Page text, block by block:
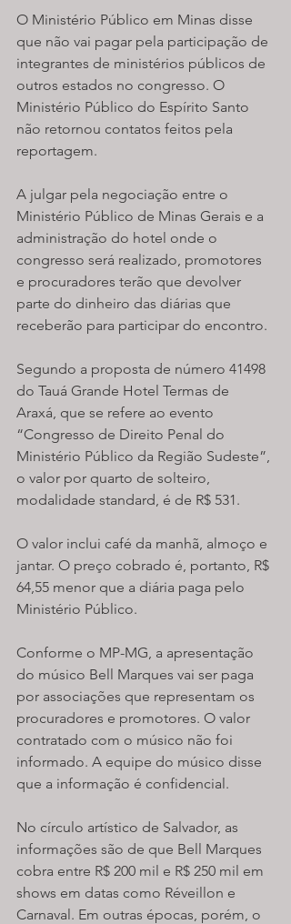
O Ministério Público em Minas disse
que não vai pagar pela participação de
integrantes de ministérios públicos de
outros estados no congresso. O
Ministério Público do Espírito Santo
não retornou contatos feitos pela
reportagem.
A julgar pela negociação entre o
Ministério Público de Minas Gerais e a
administração do hotel onde o
congresso será realizado, promotores
e procuradores terão que devolver
parte do dinheiro das diárias que
receberão para participar do encontro.
Segundo a proposta de número 41498
do Tauá Grande Hotel Termas de
Araxá, que se refere ao evento
“Congresso de Direito Penal do
Ministério Público da Região Sudeste”,
o valor por quarto de solteiro,
modalidade standard, é de R$ 531.
O valor inclui café da manhã, almoço e
jantar. O preço cobrado é, portanto, R$
64,55 menor que a diária paga pelo
Ministério Público.
Conforme o MP-MG, a apresentação
do músico Bell Marques vai ser paga
por associações que representam os
procuradores e promotores. O valor
contratado com o músico não foi
informado. A equipe do músico disse
que a informação é confidencial.
No círculo artístico de Salvador, as
informações são de que Bell Marques
cobra entre R$ 200 mil e R$ 250 mil em
shows em datas como Réveillon e
Carnaval. Em outras épocas, porém, o